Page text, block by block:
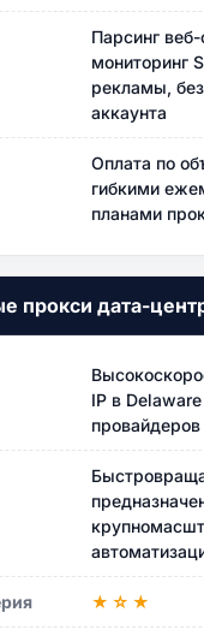
Парсинг
мониторинг
рекламы,
аккаунта
Оплата по
гибкими
планами
прокси дата-
IP в
★☆★